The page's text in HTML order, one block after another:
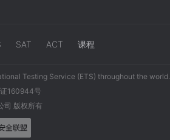
SAT ACT 课程
Testing Service (ETS) throughout the world.
160944号
司 版权所有